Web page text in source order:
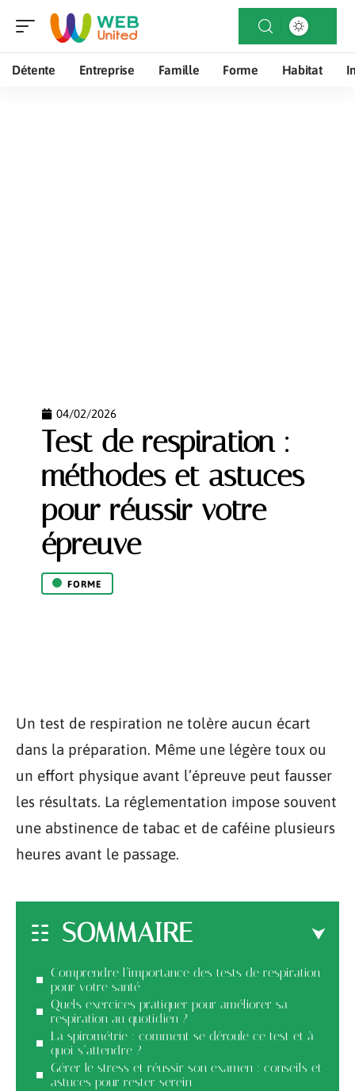
Détente Entreprise Famille Forme Habitat
04/02/2026
Test de respiration :
méthodes et astuces
pour réussir votre
épreuve
FORME
Un test de respiration ne tolère aucun écart
dans la préparation. Même une légère toux ou
un effort physique avant l’épreuve peut fausser
les résultats. La réglementation impose souvent
une abstinence de tabac et de caféine plusieurs
heures avant le passage.
SOMMAIRE
Comprendre l’importance des tests de respiration
pour votre santé
Quels exercices pratiquer pour améliorer sa
respiration au quotidien ?
La spirométrie : comment se déroule ce test et à
quoi s’attendre ?
Gérer le stress et réussir son examen : conseils et
astuces pour rester serein